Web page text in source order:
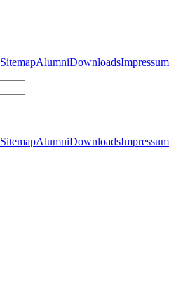
SitemapAlumniDownloadsImpressum
SitemapAlumniDownloadsImpressum